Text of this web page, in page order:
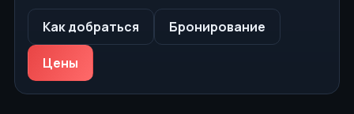
Как добраться Бронирование
Цены